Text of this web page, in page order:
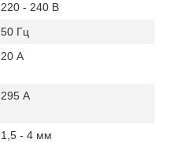
220 - 240 В
50 Гц
20 А
295 А
1,5 - 4 мм